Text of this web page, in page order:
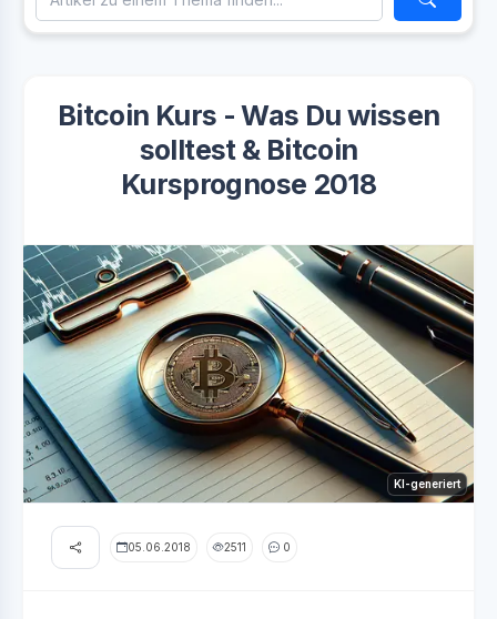
Bitcoin Kurs - Was Du wissen
solltest & Bitcoin
Kursprognose 2018
KI-generiert
05.06.2018 2511 0